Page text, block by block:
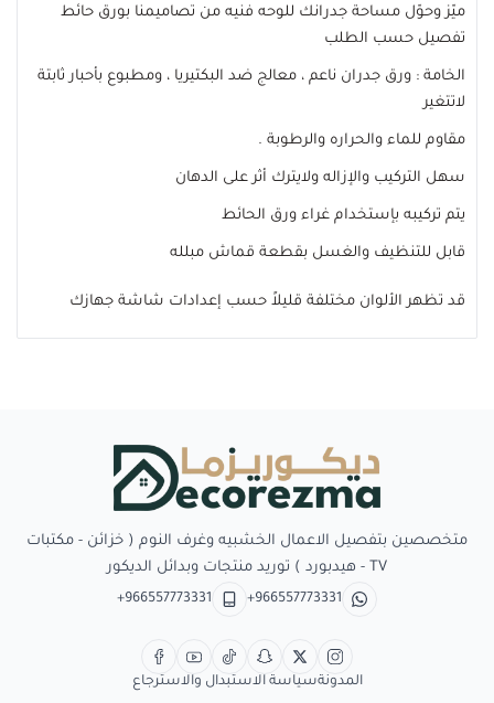
ميّز وحوّل مساحة جدرانك للوحه فنيه من تصاميمنا بورق حائط
تفصيل حسب الطلب
الخامة : ورق جدران ناعم ، معالج ضد البكتيريا ، ومطبوع بأحبار ثابتة
لاتتغير
مقاوم للماء والحراره والرطوبة .
سهل التركيب والإزاله ولايترك أثر على الدهان
يتم تركيبه بإستخدام غراء ورق الحائط
قابل للتنظيف والغسل بقطعة قماش مبلله
قد تظهر الألوان مختلفة قليلاً حسب إعدادات شاشة جهازك
متخصصين بتفصيل الاعمال الخشبيه وغرف النوم ( خزائن - مكتبات
TV - هيدبورد ) توريد منتجات وبدائل الديكور
+966557773331
+966557773331
المدونةسياسة الاستبدال والاسترجاع